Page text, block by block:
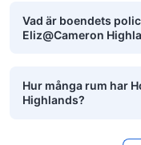
Vad är boendets
Eliz@Cameron
Hur många rum har
Highlands?